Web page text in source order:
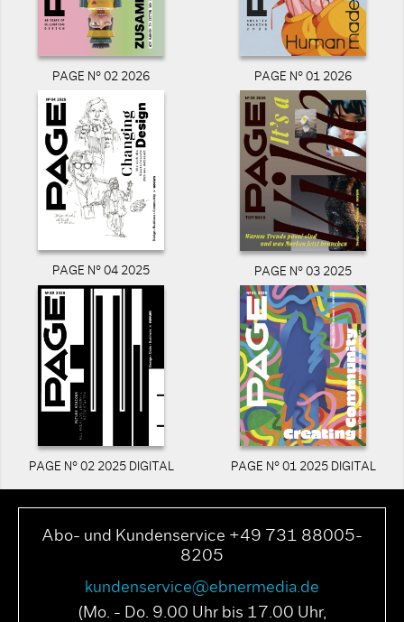
PAGE N° 02 2026 PAGE N° 01 2026
PAGE N° 04 2025 PAGE N° 03 2025
PAGE N° 02 2025 DIGITAL PAGE N° 01 2025 DIGITAL
Abo- und Kundenservice +49 731 88005-
8205
kundenservice@ebnermedia.de
(Mo. - Do. 9.00 Uhr bis 17.00 Uhr,